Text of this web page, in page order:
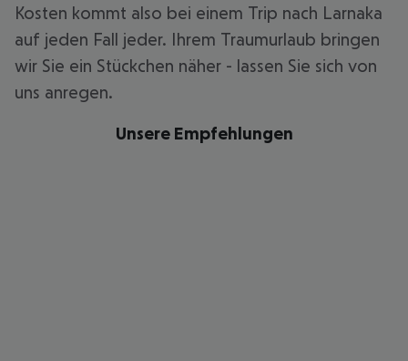
Kosten kommt also bei einem Trip nach Larnaka
auf jeden Fall jeder. Ihrem Traumurlaub bringen
wir Sie ein Stückchen näher - lassen Sie sich von
uns anregen.
Unsere Empfehlungen